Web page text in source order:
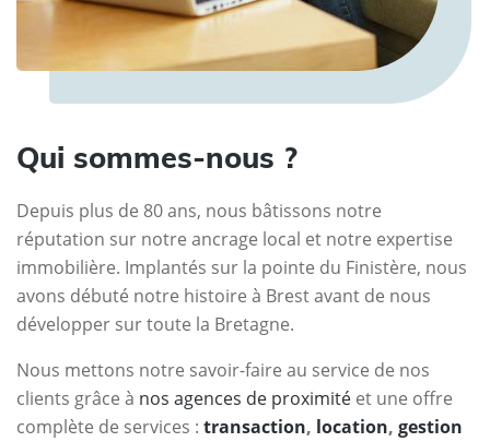
Qui sommes-nous ?
Depuis plus de 80 ans, nous bâtissons notre
réputation sur notre ancrage local et notre expertise
immobilière. Implantés sur la pointe du Finistère, nous
avons débuté notre histoire à Brest avant de nous
développer sur toute la Bretagne.
Nous mettons notre savoir-faire au service de nos
clients grâce à nos agences de proximité et une offre
complète de services : transaction, location, gestion